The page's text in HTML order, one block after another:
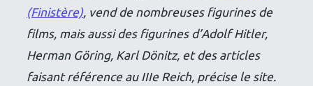
(Finistère), vend de nombreuses figurines de
films, mais aussi des figurines d’Adolf Hitler,
Herman Göring, Karl Dönitz, et des articles
faisant référence au IIIe Reich, précise le site.